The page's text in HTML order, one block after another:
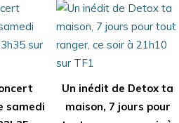
samedi
Un inédit de Detox ta
maison, 7 jours pour